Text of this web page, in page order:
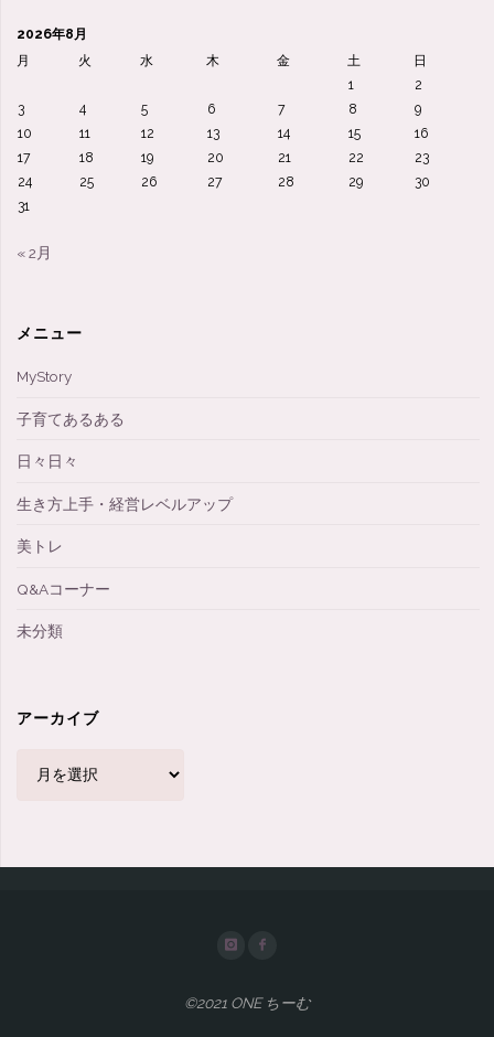
2026年8月
月
火 水 木 金 土
日
1
2
3
4 5 6 7 8
9
10
11 12 13 14 15
16
17
18 19 20 21 22
23
24
25 26 27 28 29
30
31
« 2月
メニュー
MyStory
子育てあるある
日々日々
生き方上手・経営レベルアップ
美トレ
Q&Aコーナー
未分類
アーカイブ
ブ
©2021 ONE ちーむ